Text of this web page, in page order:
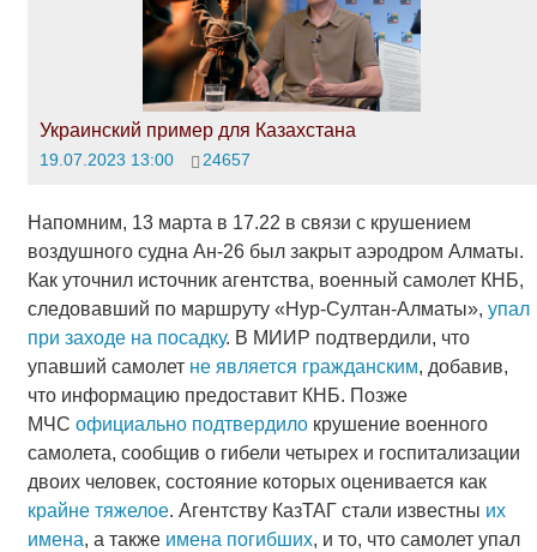
Украинский пример для Казахстана
19.07.2023 13:00 24657
Напомним, 13 марта в 17.22 в связи с крушением
воздушного судна Ан-26 был закрыт аэродром Алматы.
Как уточнил источник агентства, военный самолет КНБ,
следовавший по маршруту «Нур-Султан-Алматы», упал
при заходе на посадку. В МИИР подтвердили, что
упавший самолет не является гражданским, добавив,
что информацию предоставит КНБ. Позже
МЧС официально подтвердилокрушение военного
самолета, сообщив о гибели четырех и госпитализации
двоих человек, состояние которых оценивается как
крайне тяжелое. Агентству КазТАГ стали известны их
имена, а также имена погибших, и то, что самолет упал